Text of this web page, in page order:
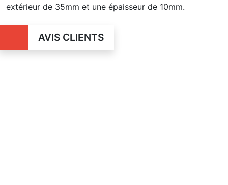
extérieur de 35mm et une épaisseur de 10mm.
AVIS CLIENTS